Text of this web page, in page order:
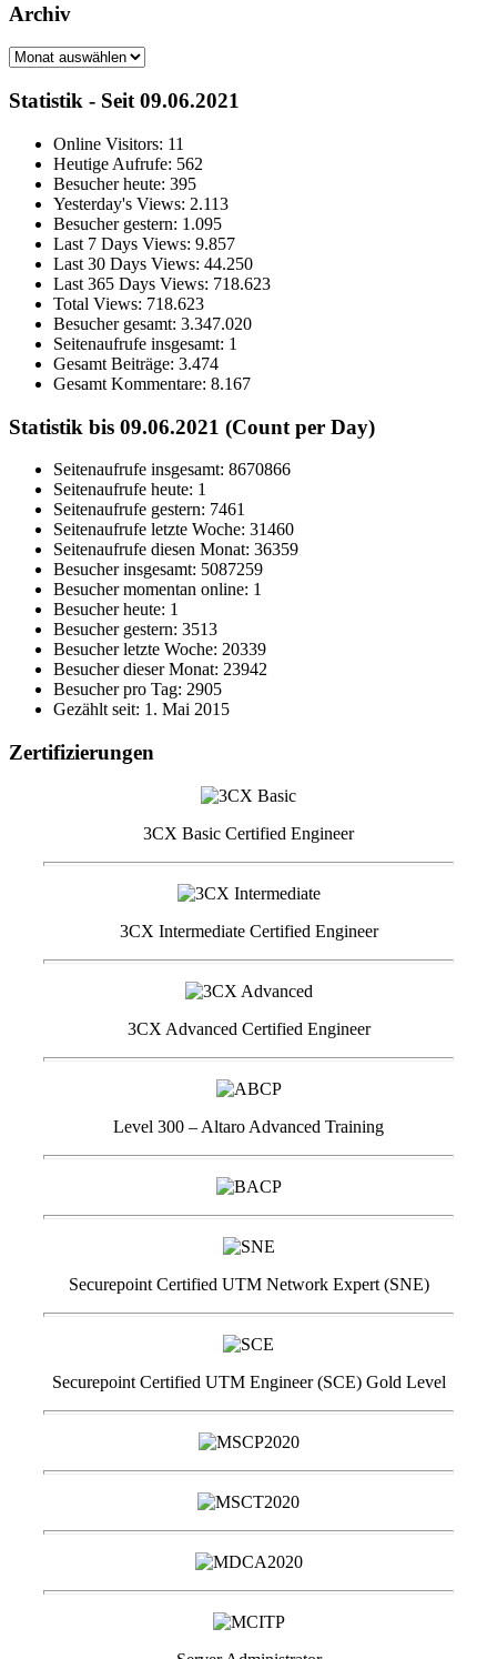
Archiv
Archiv
Statistik - Seit 09.06.2021
Online Visitors: 11
Heutige Aufrufe: 562
Besucher heute: 395
Yesterday's Views: 2.113
Besucher gestern: 1.095
Last 7 Days Views: 9.857
Last 30 Days Views: 44.250
Last 365 Days Views: 718.623
Total Views: 718.623
Besucher gesamt: 3.347.020
Seitenaufrufe insgesamt: 1
Gesamt Beiträge: 3.474
Gesamt Kommentare: 8.167
Statistik bis 09.06.2021 (Count per Day)
Seitenaufrufe insgesamt: 8670866
Seitenaufrufe heute: 1
Seitenaufrufe gestern: 7461
Seitenaufrufe letzte Woche: 31460
Seitenaufrufe diesen Monat: 36359
Besucher insgesamt: 5087259
Besucher momentan online: 1
Besucher heute: 1
Besucher gestern: 3513
Besucher letzte Woche: 20339
Besucher dieser Monat: 23942
Besucher pro Tag: 2905
Gezählt seit: 1. Mai 2015
Zertifizierungen
3CX Basic Certified Engineer
3CX Intermediate Certified Engineer
3CX Advanced Certified Engineer
Level 300 – Altaro Advanced Training
Securepoint Certified UTM Network Expert (SNE)
Securepoint Certified UTM Engineer (SCE) Gold Level